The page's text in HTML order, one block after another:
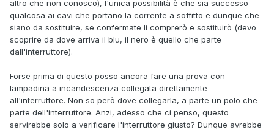
altro che non conosco), l'unica possibilità è che sia successo
qualcosa ai cavi che portano la corrente a soffitto e dunque che
siano da sostituire, se confermate li comprerò e sostituirò (devo
scoprire da dove arriva il blu, il nero è quello che parte
dall'interruttore).
Forse prima di questo posso ancora fare una prova con
lampadina a incandescenza collegata direttamente
all'interruttore. Non so però dove collegarla, a parte un polo che
parte dell'interruttore. Anzi, adesso che ci penso, questo
servirebbe solo a verificare l'interruttore giusto? Dunque avrebbe